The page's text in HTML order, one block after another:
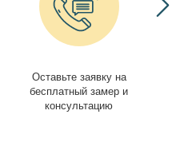
Оставьте заявку на
бесплатный замер и
консультацию